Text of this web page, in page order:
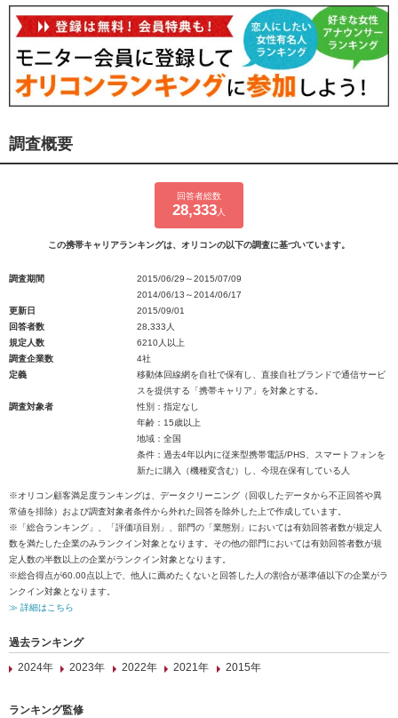
調査概要
回答者総数
28,333 人
この携帯キャリアランキングは、オリコンの以下の調査に基づいています。
調査期間
2015/06/29～2015/07/09
2014/06/13～2014/06/17
更新日
2015/09/01
回答者数
28,333人
規定人数
6210人以上
調査企業数
4社
定義
移動体回線網を自社で保有し、直接自社ブランドで通信サービ
スを提供する「携帯キャリア」を対象とする。
調査対象者
性別：指定なし
年齢：15歳以上
地域：全国
条件：過去4年以内に従来型携帯電話/PHS、スマートフォンを
新たに購入（機種変含む）し、今現在保有している人
※オリコン顧客満足度ランキングは、データクリーニング（回収したデータから不正回答や異
常値を排除）および調査対象者条件から外れた回答を除外した上で作成しています。
※「総合ランキング」、「評価項目別」、部門の「業態別」においては有効回答者数が規定人
数を満たした企業のみランクイン対象となります。その他の部門においては有効回答者数が規
定人数の半数以上の企業がランクイン対象となります。
※総合得点が60.00点以上で、他人に薦めたくないと回答した人の割合が基準値以下の企業がラ
ンクイン対象となります。
≫ 詳細はこちら
過去ランキング
2024年
2023年 2022年 2021年 2015年
ランキング監修